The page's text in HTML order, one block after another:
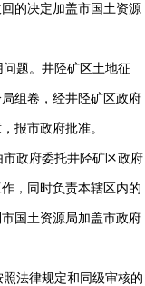
的决定加盖市国土资源
题。井陉矿区土地征
组卷，经井陉矿区政府
报市政府批准。
政府委托井陉矿区政府
，同时负责本辖区内的
国土资源局加盖市政府
法律规定和同级审核的